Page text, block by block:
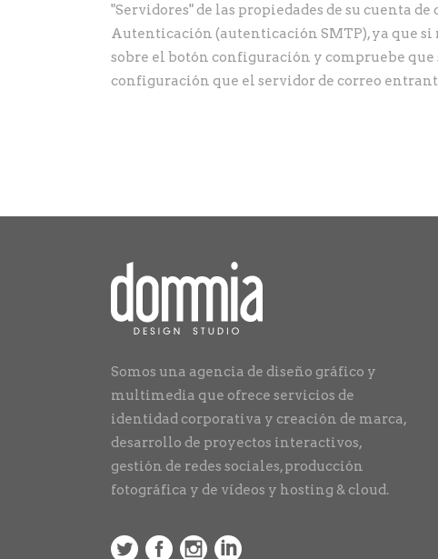
"Servidores" de las propiedades de su cuenta
Autenticación (autenticación SMTP), ya que
sobre el botón configuración y compruebe
configuración que el servidor de correo
Somos una agencia de diseño gráfico y
multimedia que ofrece servicios de
identidad corporativa y creación de marca,
desarrollo de proyectos interactivos,
gestión de redes sociales, producción
fotográfica y de vídeos y hosting & cloud.